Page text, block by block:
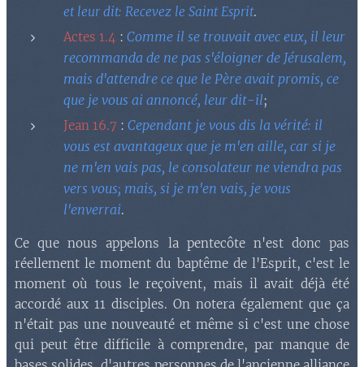
et leur dit: Recevez le Saint Esprit.
Actes 1.4 : Comme il se trouvait avec eux, il leur
recommanda de ne pas s'éloigner de Jérusalem,
mais d'attendre ce que le Père avait promis, ce
que je vous ai annoncé, leur dit-il;
Jean 16.7 : Cependant je vous dis la vérité: il
vous est avantageux que je m'en aille, car si je
ne m'en vais pas, le consolateur ne viendra pas
vers vous; mais, si je m'en vais, je vous
l'enverrai.
Ce que nous appelons la pentecôte n'est donc pas
réellement le moment du baptême de l'Esprit, c'est le
moment où tous le reçoivent, mais il avait déjà été
accordé aux 11 disciples. On notera également que ça
n'était pas une nouveauté et même si c'est une chose
qui peut être difficile à comprendre, par manque de